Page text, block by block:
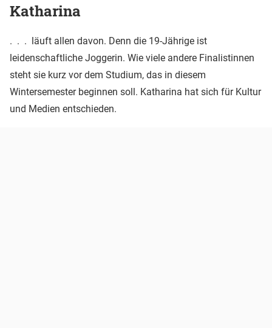
Katharina
. . . läuft allen davon. Denn die 19-Jährige ist
leidenschaftliche Joggerin. Wie viele andere Finalistinnen
steht sie kurz vor dem Studium, das in diesem
Wintersemester beginnen soll. Katharina hat sich für Kultur
und Medien entschieden.